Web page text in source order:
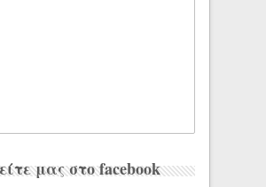
μας στο facebook